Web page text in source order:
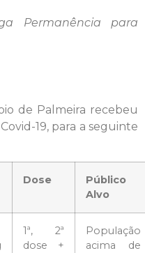
Permanência para
de Palmeira recebeu
19, para a seguinte
Dose
Público
Alvo
1ª, 2ª
dose +
População
acima de